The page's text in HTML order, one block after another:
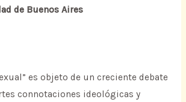
de Buenos Aires
es objeto de un creciente debate
connotaciones ideológicas y